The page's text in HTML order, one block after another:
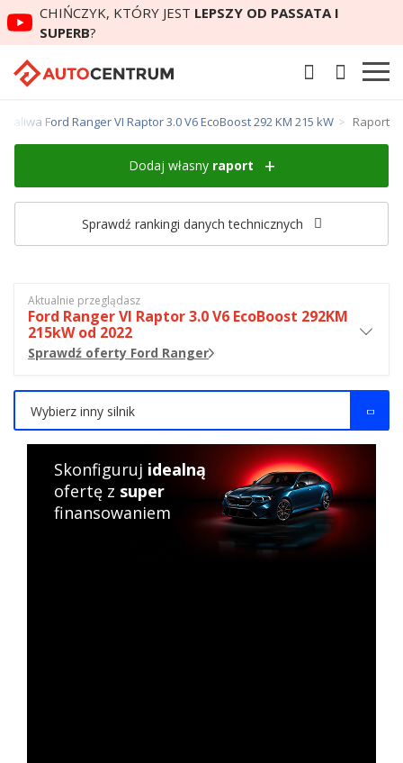
CHIŃCZYK, KTÓRY JEST LEPSZY OD PASSATA I
SUPERB?
paliwa Ford Ranger VI Raptor 3.0 V6 EcoBoost 292 KM 215 kW Raport
Dodaj własny raport
Sprawdź rankingi danych technicznych
Aktualnie przeglądasz
Ford Ranger VI Raptor 3.0 V6 EcoBoost 292KM
215kW od 2022
Sprawdź oferty Ford Ranger
Wybierz inny silnik
Skonfiguruj idealną
ofertę z super
finansowaniem